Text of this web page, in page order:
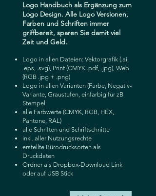
Logo in allen Dateien: Vektorgrafik (.ai,
.eps, .svg), Print (CMYK .pdf, .jpg), Web
(RGB .jpg + .png)
Logo in allen Varianten (Farbe, Negativ-
Variante, Graustufen, einfarbig für zB
Stempel
alle Farbwerte (CMYK, RGB, HEX,
Pantone, RAL)
alle Schriften und Schriftschnitte
inkl. aller Nutzungsrechte
erstellte Bürodrucksorten als
Druckdaten
Ordner als Dropbox-Download Link
oder auf USB Stick
Logo Handbuch als Ergänzung zum
Logo Design. Alle Logo Versionen,
Farben und Schriften immer
griffbereit, sparen Sie damit viel
Zeit und Geld.